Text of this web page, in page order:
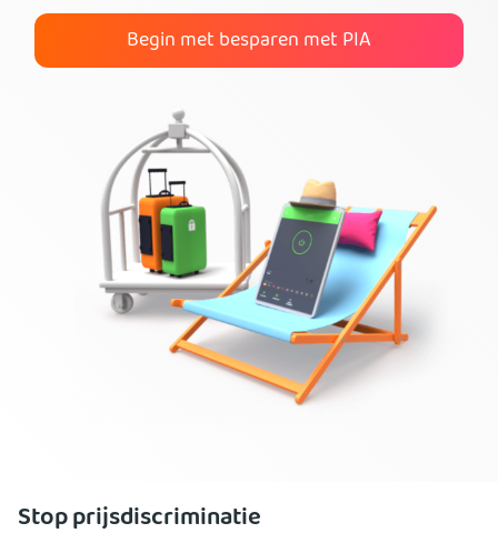
Begin met besparen met PIA
Stop prijsdiscriminatie